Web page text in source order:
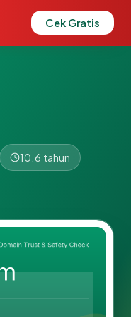
Cek Gratis
10.6 tahun